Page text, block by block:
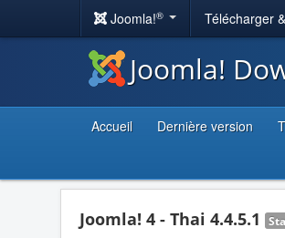
Joomla!® Télécharger
Joomla!
Accueil Dernière version
Joomla! 4 - Thai 4.4.5.1